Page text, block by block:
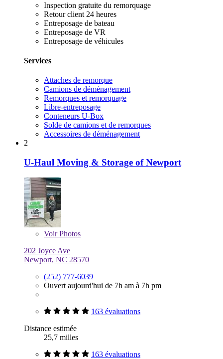
Inspection gratuite du remorquage
Retour client 24 heures
Entreposage de bateau
Entreposage de VR
Entreposage de véhicules
Services
Attaches de remorque
Camions de déménagement
Remorques et remorquage
Libre-entreposage
Conteneurs U-Box
Solde de camions et de remorques
Accessoires de déménagement
2
U-Haul Moving & Storage of Newport
VoirPhotos
202 Joyce Ave
Newport, NC 28570
(252) 777-6039
Ouvert aujourd'hui de 7h am à 7h pm
163 évaluations
Distance estimée
25,7 milles
163 évaluations